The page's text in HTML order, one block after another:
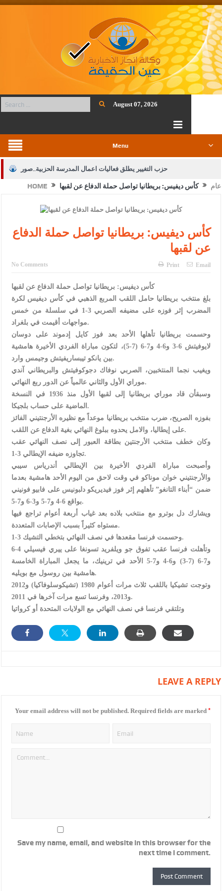
August 07, 2026
Menu
حزب التغيير يطلق فعاليات اعمال المدرسة الحزبية..صور
الجيش يفتح باب التجنيد لحملة البكالوريوس في الحقوق والقانون
بيان اجتماع عمّان:دعم الوصاية الهاشمية التاريخية على المقدسات
الإسلامية والمسيحية
الأمن يتلف 16 مليون حبة كبتاجون و1480 كغم مواد مخدرة
النواب يقر مشروع تعديل قانون الملكية العقارية
القاضي يلتقي رؤساء تحرير الصحف اليومية ويؤكد حرص مجلس النواب
على شراكة فاعلة مع الإعلام
دعوة المكلفين بخدمة العلم (الدفعة الثالثة) إلى مراجعة منصة خدمة
العلم
الملك يلتقي مجموعة من رفاق السلاح
الملك يتلقى اتصالا هاتفيا من العاهل البحريني
القاضي محمود أحمد فريحات.. مبارك ومزيدا من التوفيق
HOME عام كأس ديفيس: بريطانيا تواصل حملة الدفاع عن لقبها
كأس ديفيس: بريطانيا تواصل حملة الدفاع
عن لقبها
No Comments Print Email
كأس ديفيس: بريطانيا تواصل حملة الدفاع عن لقبها
بلغ منتخب بريطانيا حامل اللقب المربع الذهبي في كأس ديفيس لكرة
المضرب إثر فوزه على مضيفه الصربي 3-1 في سلسلة من خمس
مواجهات أقيمت في بلغراد.
وحسمت بريطانيا تأهلها الأحد بعد فوز كايل إدموند على دوسان
لايوفيتش 6-3 و6-4 و7-6 (7-5)، لتكون مباراة الفردي الأخيرة هامشية
بين يانكو تيبساريفيتش وجيمس وارد.
ويغيب نجما المنتخبين، الصربي نوفاك دجوكوفيتش والبريطاني آندي
موراي الأول والثاني عالمياً عن الدور ربع النهائي.
وسبقأن قاد موراي بريطانيا إلى لقبها الأول منذ 1936 في النسخة
الماضية على حساب بلجيكا.
بفوزه الصريح، ضرب منتخب بريطانيا موعداً مع نظيره الأرجنتيني الفائز
على إيطاليا، والامل يحدوه ببلوغ النهائي بغية الدفاع عن اللقب.
وكان خطف منتخب الأرجنتين بطاقة العبور إلى نصف النهائي عقب
تجاوزه ضيفه الإيطالي 3-1.
وأصبحت مباراة الفردي الأخيرة بين الإيطالي أندرياس سيبي
والأرجنتيني خوان موناكو في وقت لاحق من اليوم الأحد هامشية بعدما
ضمن “أبناء التانغو” تأهلهم إثر فوز فيديريكو دلبونيس على فابيو فونيني
بواقع 6-4 و7-5 و3-6 و7-5.
ويشارك دل بوترو مع منتخب بلاده بعد غياب أربعة أعوام تراجع فيها
مستواه كثيراً بسبب الإصابات المتعددة.
وحسمت فرنسا مقعدها في نصف النهائي بتخطي التشيك 3-1.
وتأهلت فرنسا عقب تفوق جو ويلفريد تسونغا على ييري فيسيلي 4-6
و7-6 (7-3) و6-4 و7-5 الأحد في ترينيك، ما يجعل المباراة الخامسة
هامشية بين روسول مع بويليه.
وتوجت تشيكيا باللقب ثلاث مرات أعوام 1980 (تشيكوسلوفاكيا) و2012
و2013، وفرنسا تسع مرات آخرها في 2011.
وتلتقي فرنسا في نصف النهائي مع الولايات المتحدة أو كرواتيا
LEAVE A REPLY
Your email address will not be published. Required fields are marked *
Save my name, email, and website in this browser for the
next time I comment.